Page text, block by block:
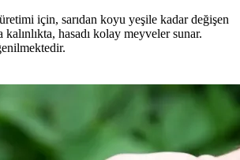
için, sarıdan koyu yeşile kadar değişen
hasadı kolay meyveler sunar.